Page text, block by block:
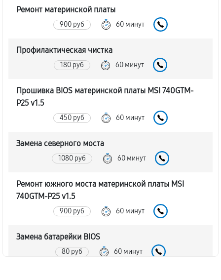
Ремонт материнской платы
900 руб 60 минут
Профилактическая чистка
180 руб 60 минут
Прошивка BIOS материнской платы MSI 740GTM-
P25 v1.5
450 руб 60 минут
Замена северного моста
1080 руб 60 минут
Ремонт южного моста материнской платы MSI
740GTM-P25 v1.5
900 руб 60 минут
Замена батарейки BIOS
80 руб 60 минут